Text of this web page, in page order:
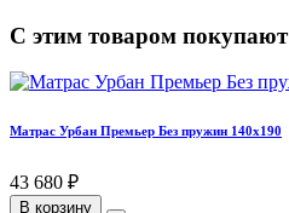
С этим товаром покупают
Матрас Урбан Премьер Без пружин 140х190
43 680 ₽
В корзину